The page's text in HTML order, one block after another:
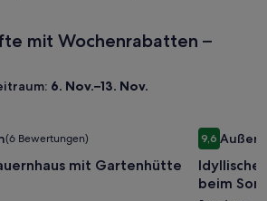
mit Wochenrabatten –
6. Nov.–13. Nov.
(6 Bewertungen)
(6 Bewertungen)
mit Gartenhütte
mit Gartenhütte
für
alte
9,69,6 von
Idyllische
beim
Idyllische